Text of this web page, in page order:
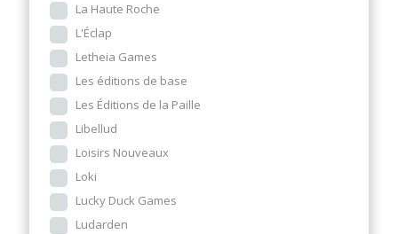
La Haute Roche
L'Éclap
Letheia Games
Les éditions de base
Les Éditions de la Paille
Libellud
Loisirs Nouveaux
Loki
Lucky Duck Games
Ludarden